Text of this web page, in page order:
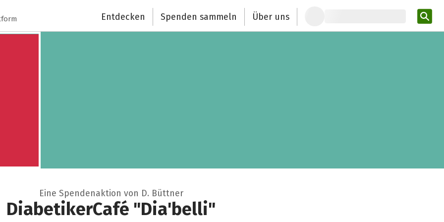
Entdecken Spenden sammeln Über uns
Eine Spendenaktion von D. Büttner
DiabetikerCafé "Dia'belli"
Spendenempfänger